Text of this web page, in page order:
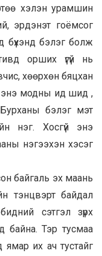
хэлэн урамшин
эрдэнэт гоёмсог
бүхэнд бэлэг болж
орших үгүй нь
хөөрхөн бяцхан
энэ модны ид шид ,
бэлэг мэт
нэг. Хосгүй энэ
нэгээхэн хэсэг
байгаль эх маань
тэнцвэрт байдал
сэтгэл зүрх
байна. Тэр тусмаа
их ач тустайг